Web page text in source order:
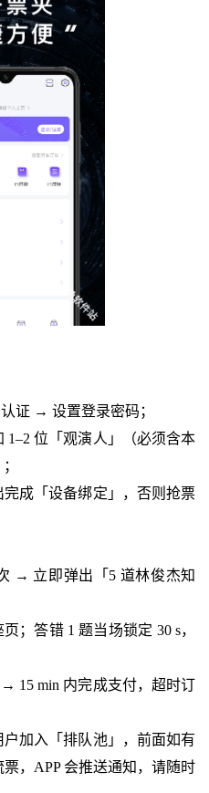
证 → 设置登录密码；
1–2 位「观演人」（必须含本
成「设备绑定」，否则抢票
→ 立即弹出「5 道林俊杰知
；答错 1 题当场锁定 30 s，
15 min 内完成支付，超时订
加入「排队池」，前面如有
，APP 会推送通知，请随时